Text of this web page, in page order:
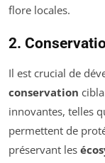
flore locales.
2.
Il est crucial de
conservation
innovantes, telles
permettent de
préservant les